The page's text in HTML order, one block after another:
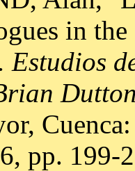
in
Estudios
pp. 199-